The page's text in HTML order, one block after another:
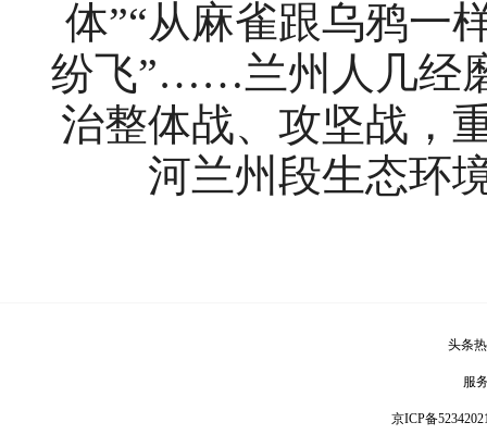
体”“从麻雀跟乌鸦一
纷飞”……兰州人几经
治整体战、攻坚战，
河兰州段生态环
头条
服
京ICP备